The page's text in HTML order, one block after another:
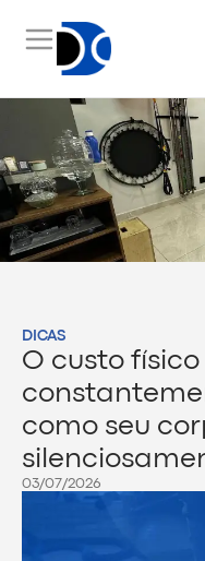
DICAS
O custo
como seu
03/07/2026